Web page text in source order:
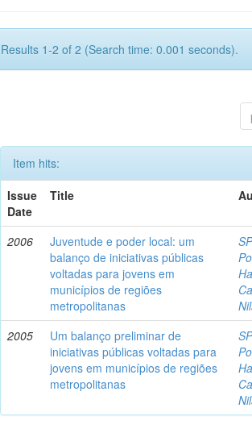
Results 1-2 of 2 (Search time: 0.001 seconds).
Item hits:
Issue
Date
Title
2006
Juventude e poder local: um
balanço de iniciativas públicas
voltadas para jovens em
municípios de regiões
metropolitanas
2005
Um balanço preliminar de
iniciativas públicas voltadas para
jovens em municípios de regiões
metropolitanas